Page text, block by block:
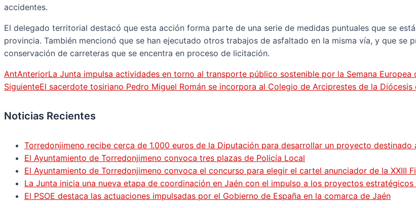
accidentes.
El delegado territorial destacó que esta acción forma parte de una serie de medidas puntuales que se
provincia. También mencionó que se han ejecutado otros trabajos de asfaltado en la misma vía, y que
conservación de carreteras que se encentra en proceso de licitación.
AntAnteriorLa Junta impulsa actividades en torno al transporte público sostenible por la Semana Europea
SiguienteEl sacerdote tosiriano Pedro Miguel Román se incorpora al Colegio de Arciprestes de la Diócesis
Noticias Recientes
Torredonjimeno recibe cerca de 1.000 euros de la Diputación para desarrollar un proyecto destinado
El Ayuntamiento de Torredonjimeno convoca tres plazas de Policía Local
El Ayuntamiento de Torredonjimeno convoca el concurso para elegir el cartel anunciador de la XXIII
La Junta inicia una nueva etapa de coordinación en Jaén con el impulso a los proyectos
El PSOE destaca las actuaciones impulsadas por el Gobierno de España en la comarca de Jaén